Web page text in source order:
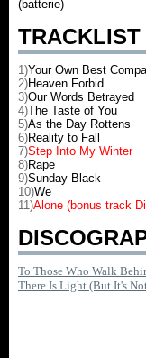
(batterie)
TRACKLIST
1)Your Own Best
2)Heaven Forbid
3)Our Words Betrayed
4)The Taste of You
5)As the Day Rottens
6)Reality to Fall
7)Step Into My Winter
8)Rape
9)Sunday Black
10)We
11)Alone (bonus track
To Those Who Walk
There Is Light (But It's